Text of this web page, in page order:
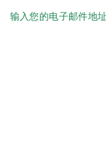
输入您的电子邮件地址